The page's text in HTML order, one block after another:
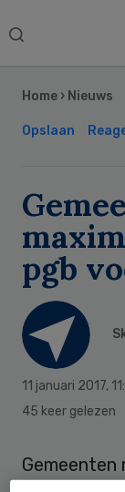
Search
Home › Nieuws
Opslaan
pgb
11 januari 2017,
45 keer gelezen
Gemeenten
Sidebar